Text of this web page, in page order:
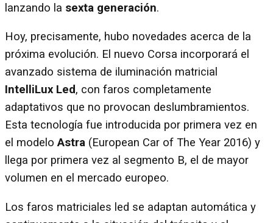
lanzando la sexta generación.
Hoy, precisamente, hubo novedades acerca de la
próxima evolución. El nuevo Corsa incorporará el
avanzado sistema de iluminación matricial
IntelliLux Led, con faros completamente
adaptativos que no provocan deslumbramientos.
Esta tecnología fue introducida por primera vez en
el modeloAstra (European Car of The Year 2016) y
llega por primera vez al segmento B, el de mayor
volumen en el mercado europeo.
Los faros matriciales led se adaptan automática y